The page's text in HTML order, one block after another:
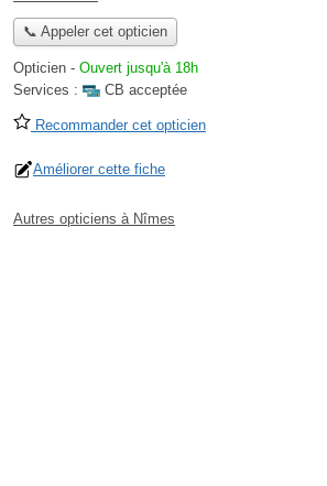
📞 Appeler cet opticien
Opticien - Ouvert jusqu'à 18h
Services :
CB acceptée
Recommander cet opticien
Améliorer cette fiche
Autres opticiens à Nîmes